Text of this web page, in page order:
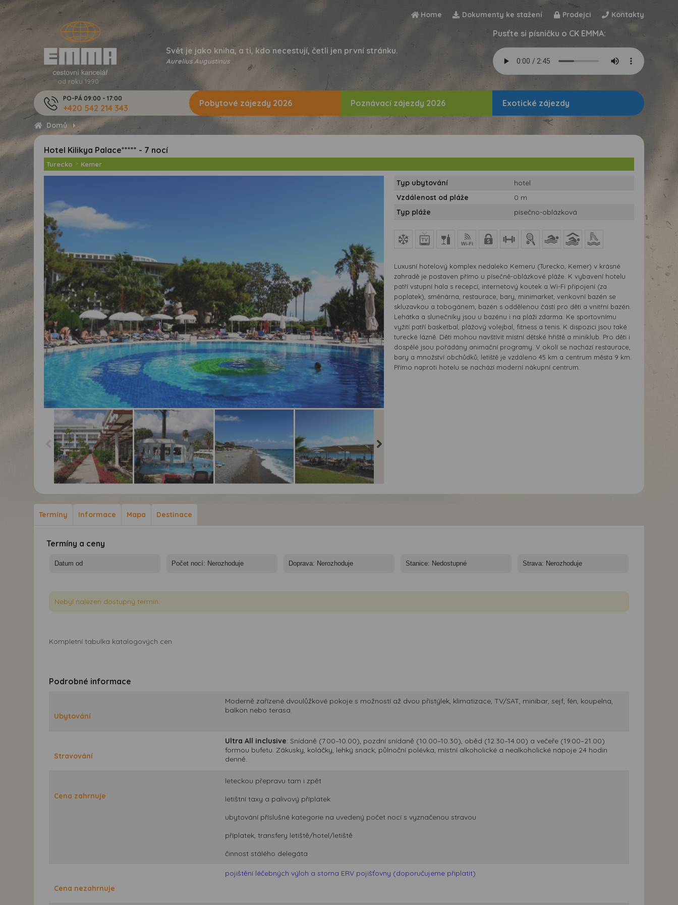
Home Dokumenty ke stažení Prodejci Kontakty
od roku 1990
Svět je jako kniha, a ti, kdo necestují, četli jen první stránku.
Aurelius Augustinus
Pusťte si písničku o CK EMMA:
PO-PÁ 09:00 - 17:00
+420 542 214 343
Domů
Pobytové zájezdy 2026 Poznávací zájezdy 2026 Exotické zájezdy
Hotel Kilikya Palace***** - 7 nocí
Turecko > Kemer
Kemer - Hotel Kilikya
Palace
Kemer - Hotel Kilikya
Palace - bazén
Typ ubytování
hotel
Vzdálenost od pláže
0 m
Typ pláže
písečno-oblázková
Luxusní hotelový komplex nedaleko Kemeru (Turecko, Kemer) v krásné
zahradě je postaven přímo u písečně-oblázkové pláže. K vybavení hotelu
patří vstupní hala s recepcí, internetový koutek a Wi-Fi připojení (za
poplatek), směnárna, restaurace, bary, minimarket, venkovní bazén se
skluzavkou a tobogánem, bazén s oddělenou částí pro děti a vnitřní bazén.
Lehátka a slunečníky jsou u bazénu i na pláži zdarma. Ke sportovnímu
vyžití patří basketbal, plážový volejbal, fitness a tenis. K dispozici jsou také
turecké lázně. Děti mohou navštívit místní dětské hřiště a miniklub. Pro děti i
dospělé jsou pořádány animační programy. V okolí se nachází restaurace,
bary a množství obchůdků, letiště je vzdáleno 45 km a centrum města 9 km.
Přímo naproti hotelu se nachází moderní nákupní centrum.
Termíny Informace Mapa Destinace
Termíny a ceny
Nebyl nalezen dostupný termín.
Kompletní tabulka katalogových cen
Podrobné informace
Ubytování
Moderně zařízené dvoulůžkové pokoje s možností až dvou přistýlek, klimatizace, TV/SAT, minibar, sejf, fén, koupelna,
balkon nebo terasa.
Stravování
Ultra All inclusive: Snídaně (7.00–10.00), pozdní snídaně (10.00–10.30), oběd (12.30–14.00) a večeře (19.00–21.00)
formou bufetu. Zákusky, koláčky, lehký snack, půlnoční polévka, místní alkoholické a nealkoholické nápoje 24 hodin
denně.
Cena zahrnuje
leteckou přepravu tam i zpět
letištní taxy a palivový příplatek
ubytování příslušné kategorie na uvedený počet nocí s vyznačenou stravou
příplatek, transfery letiště/hotel/letiště
činnost stálého delegáta
Cena nezahrnuje
pojištění léčebných výloh a storna ERV pojišťovny (doporučujeme připlatit)